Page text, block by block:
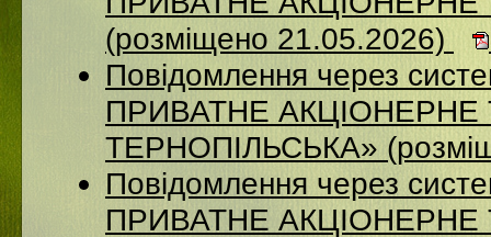
(розміщено 21.05.2026)
Повідомлення через
ПРИВАТНЕ
ТЕРНОПІЛЬСЬКА»
Повідомлення через
ПРИВАТНЕ